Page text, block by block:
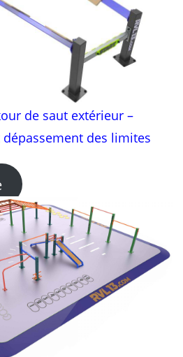
de saut extérieur –
des limites
: Module de Parkour de